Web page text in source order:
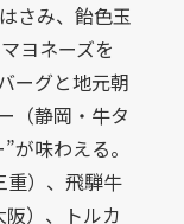
さみ、飴色玉
ヨネーズを
ーグと地元朝
（静岡・牛タ
味わえる。
重）、飛騨牛
）、トルカ